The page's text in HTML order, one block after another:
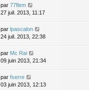
par 77flem
27 juil. 2013, 11:17
par lpascalon
24 juil. 2013, 22:38
par Mc Rai
09 juin 2013, 21:34
par fserre
03 juin 2013, 12:13